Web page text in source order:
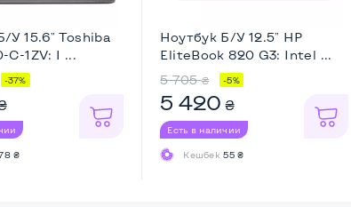
У 15.6" Toshiba
C-1ZV: I ...
-37%
₴
Ноутбук Б/У 12.5" HP
EliteBook 820 G3: Intel ...
5 705 ₴ -5%
5 420 ₴
Есть в наличии
Кешбек55 ₴